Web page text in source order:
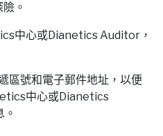
。
中心或Dianetics Auditor，
區號和電子郵件地址，以便
中心或Dianetics